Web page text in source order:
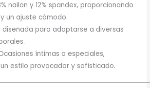
nailon y 12% spandex, proporcionando
un ajuste cómodo.
diseñada para adaptarse a diversas
íntimas o especiales,
estilo provocador y sofisticado.